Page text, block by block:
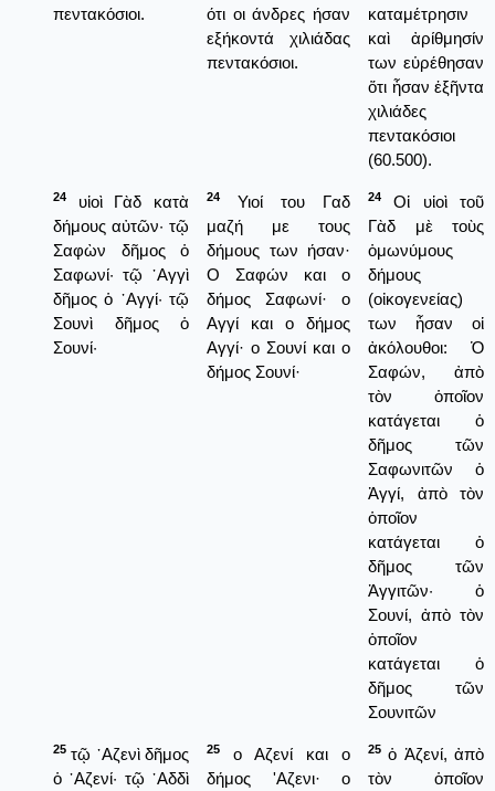
πεντακόσιοι.
ότι οι άνδρες ήσαν
εξήκοντά χιλιάδας
πεντακόσιοι.
καταμέτρησιν
καὶ ἀρίθμησίν
των εὑρέθησαν
ὅτι ἦσαν ἑξῆντα
χιλιάδες
πεντακόσιοι
(60.500).
24
υἱοὶ Γὰδ κατὰ
δήμους αὐτῶν· τῷ
Σαφὼν δῆμος ὁ
Σαφωνί· τῷ ᾿Αγγὶ
δῆμος ὁ ᾿Αγγί· τῷ
Σουνὶ δῆμος ὁ
Σουνί·
24
Υιοί του Γαδ
μαζή με τους
δήμους των ήσαν·
Ο Σαφών και ο
δήμος Σαφωνί· ο
Αγγί και ο δήμος
Αγγί· ο Σουνί και ο
δήμος Σουνί·
24
Οἱ υἱοὶ τοῦ
Γὰδ μὲ τοὺς
ὁμωνύμους
δήμους
(οἰκογενείας)
των ἦσαν οἱ
ἀκόλουθοι: Ὁ
Σαφών, ἀπὸ
τὸν ὁποῖον
κατάγεται ὁ
δῆμος τῶν
Σαφωνιτῶν ὁ
Ἀγγί, ἀπὸ τὸν
ὁποῖον
κατάγεται ὁ
δῆμος τῶν
Ἀγγιτῶν· ὁ
Σουνί, ἀπὸ τὸν
ὁποῖον
κατάγεται ὁ
δῆμος τῶν
Σουνιτῶν
25 τῷ ᾿Αζενὶ δῆμος
ὁ ᾿Αζενί· τῷ ᾿Αδδὶ
25
ο Αζενί και ο
δήμος 'Αζενι· ο
25 ὁ Ἀζενί, ἀπὸ
τὸν ὁποῖον